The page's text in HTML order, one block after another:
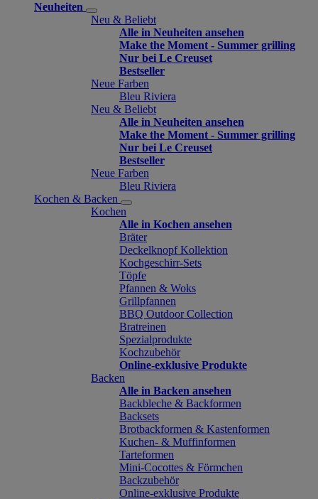
Neuheiten
Neu & Beliebt
Alle in Neuheiten ansehen
Make the Moment - Summer grilling
Nur bei Le Creuset
Bestseller
Neue Farben
Bleu Riviera
Neu & Beliebt
Alle in Neuheiten ansehen
Make the Moment - Summer grilling
Nur bei Le Creuset
Bestseller
Neue Farben
Bleu Riviera
Kochen & Backen
Kochen
Alle in Kochen ansehen
Bräter
Deckelknopf Kollektion
Kochgeschirr-Sets
Töpfe
Pfannen & Woks
Grillpfannen
BBQ Outdoor Collection
Bratreinen
Spezialprodukte
Kochzubehör
Online-exklusive Produkte
Backen
Alle in Backen ansehen
Backbleche & Backformen
Backsets
Brotbackformen & Kastenformen
Kuchen- & Muffinformen
Tarteformen
Mini-Cocottes & Förmchen
Backzubehör
Online-exklusive Produkte